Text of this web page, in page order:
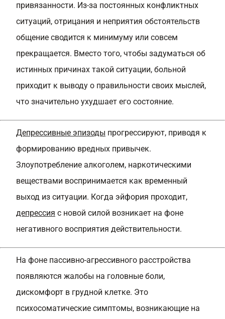
привязанности. Из-за постоянных конфликтных
ситуаций, отрицания и неприятия обстоятельств
общение сводится к минимуму или совсем
прекращается. Вместо того, чтобы задуматься об
истинных причинах такой ситуации, больной
приходит к выводу о правильности своих мыслей,
что значительно ухудшает его состояние.
Депрессивные эпизоды прогрессируют, приводя к
формированию вредных привычек.
Злоупотребление алкоголем, наркотическими
веществами воспринимается как временный
выход из ситуации. Когда эйфория проходит,
депрессия с новой силой возникает на фоне
негативного восприятия действительности.
На фоне пассивно-агрессивного расстройства
появляются жалобы на головные боли,
дискомфорт в грудной клетке. Это
психосоматические симптомы, возникающие на